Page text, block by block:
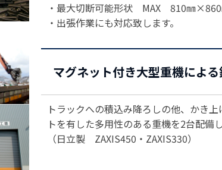
・最大切断可能形状 MAX 810㎜
・出張作業にも対応致します。
マグネット付き大型重機によ
トラックへの積込み降ろしの他、かき
トを有した多用性のある重機を2台配備
（日立製 ZAXIS450・ZAXIS330）